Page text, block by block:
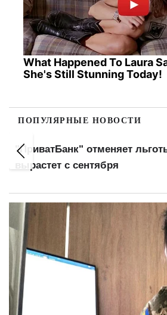
What Happened To Laura
She's Still Stunning Today!
ПОПУЛЯРНЫЕ НОВОСТИ
"ПриватБанк" отменяет
вырастет с сентября